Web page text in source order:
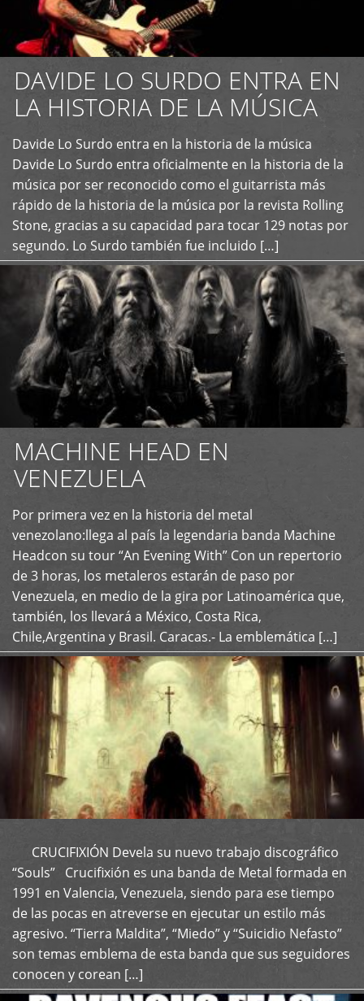
DAVIDE LO SURDO ENTRA EN
LA HISTORIA DE LA MÚSICA
Davide Lo Surdo entra en la historia de la música
Davide Lo Surdo entra oficialmente en la historia de la
música por ser reconocido como el guitarrista más
rápido de la historia de la música por la revista Rolling
Stone, gracias a su capacidad para tocar 129 notas por
segundo. Lo Surdo también fue incluido […]
+
MACHINE HEAD EN
VENEZUELA
Por primera vez en la historia del metal
venezolano:llega al país la legendaria banda Machine
Headcon su tour “An Evening With” Con un repertorio
de 3 horas, los metaleros estarán de paso por
Venezuela, en medio de la gira por Latinoamérica que,
también, los llevará a México, Costa Rica,
Chile,Argentina y Brasil. Caracas.- La emblemática […]
+
CRUCIFIXIÓN Devela su nuevo trabajo discográfico
“Souls” Crucifixión es una banda de Metal formada en
1991 en Valencia, Venezuela, siendo para ese tiempo
de las pocas en atreverse en ejecutar un estilo más
agresivo. “Tierra Maldita”, “Miedo” y “Suicidio Nefasto”
son temas emblema de esta banda que sus seguidores
conocen y corean […]
+